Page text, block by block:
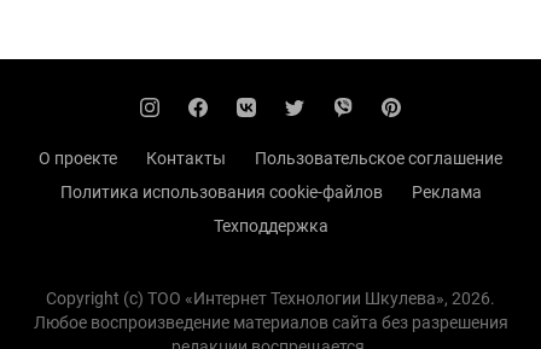
О проекте Контакты
Пользовательское соглашение
Политика использования cookie-файлов
Реклама
Техподдержка
Copyright (с) TOO «Интернет Технологии Шкулева», 2026.
Любое воспроизведение материалов сайта без разрешения